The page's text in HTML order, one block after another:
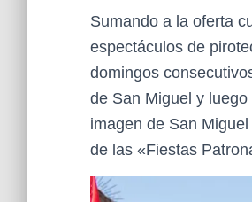
Sumando a la oferta
espectáculos de
domingos
de San Miguel y
imagen de San
de las «Fiestas